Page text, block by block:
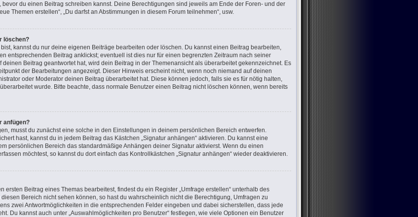
du einen Beitrag schreiben kannst. Deine Berechtigungen sind jeweils am Ende der Foren- und der
Themen erstellen“, „Du darfst an Abstimmungen in diesem Forum teilnehmen“, usw.
löschen?
kannst du nur deine eigenen Beiträge bearbeiten oder löschen. Du kannst einen Beitrag bearbeiten,
entsprechenden Beitrag anklickst; eventuell ist dies nur für einen begrenzten Zeitraum nach seiner
Beitrag geantwortet hat, wird dein Beitrag in der Themenansicht als überarbeitet gekennzeichnet. Es
der Bearbeitungen angezeigt. Dieser Hinweis erscheint nicht, wenn noch niemand auf deinen
oder Moderator deinen Beitrag überarbeitet hat. Diese können jedoch, falls sie es für nötig halten,
wurde. Bitte beachte, dass normale Benutzer einen Beitrag nicht löschen können, wenn bereits
anfügen?
musst du zunächst eine solche in den Einstellungen in deinem persönlichen Bereich entwerfen.
hast, kannst du in jedem Beitrag das Kästchen „Signatur anhängen“ aktivieren. Du kannst eine
persönlichen Bereich das standardmäßige Anhängen deiner Signatur aktivierst. Wenn du einen
möchtest, so kannst du dort einfach das Kontrollkästchen „Signatur anhängen“ wieder deaktivieren.
ersten Beitrag eines Themas bearbeitest, findest du ein Register „Umfrage erstellen“ unterhalb des
Bereich nicht sehen können, so hast du wahrscheinlich nicht die Berechtigung, Umfragen zu
zwei Antwortmöglichkeiten in die entsprechenden Felder eingeben und dabei sicherstellen, dass jede
Du kannst auch unter „Auswahlmöglichkeiten pro Benutzer“ festlegen, wie viele Optionen ein Benutzer